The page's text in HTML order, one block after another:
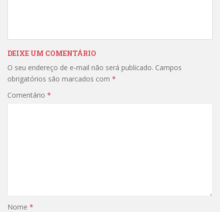
DEIXE UM COMENTÁRIO
O seu endereço de e-mail não será publicado. Campos
obrigatórios são marcados com *
Comentário *
Nome *